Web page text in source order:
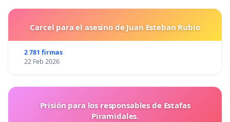
Carcel para el asesino de Juan Esteban Rubio
2 781 firmas
22 Feb 2026
Prisión para los responsables de Estafas
Piramidales.